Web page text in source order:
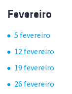
Fevereiro
5 fevereiro
12 fevereiro
19 fevereiro
26 fevereiro